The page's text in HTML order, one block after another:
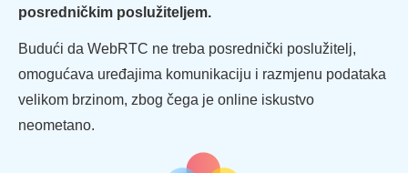
posredničkim poslužiteljem.
Budući da WebRTC ne treba posrednički poslužitelj,
omogućava uređajima komunikaciju i razmjenu podataka
velikom brzinom, zbog čega je online iskustvo
neometano.